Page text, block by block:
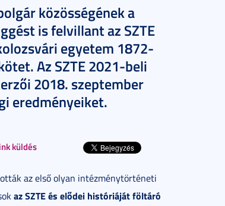
közösségének a
is felvillant az SZTE
egyetem 1872-
Az SZTE 2021-beli
2018. szeptember
eredményeiket.
küldés
az első olyan intézménytörténeti
az SZTE és elődei históriáját föltáró